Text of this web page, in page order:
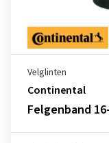
Velglinten
Continental
Felgenband